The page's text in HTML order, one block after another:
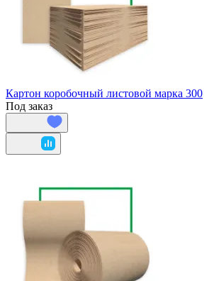
Картон коробочный листовой марка 300
Под заказ